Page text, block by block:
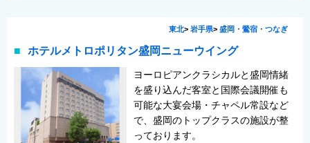
東北> 岩手県> 盛岡・鶯宿・つなぎ
ホテルメトロポリタン盛岡ニューウイング
ヨーロピアンクラシカルと盛岡情緒
を盛り込んだ客室と国際会議開催も
可能な大宴会場・チャペル常設など
で、盛岡のトップクラスの施設が整
っております。